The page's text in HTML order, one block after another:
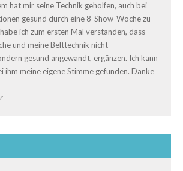
hat mir seine Technik geholfen, auch bei
gesund durch eine 8-Show-Woche zu
ich zum ersten Mal verstanden, dass
und meine Belttechnik nicht
gesund angewandt, ergänzen. Ich kann
ihm meine eigene Stimme gefunden. Danke